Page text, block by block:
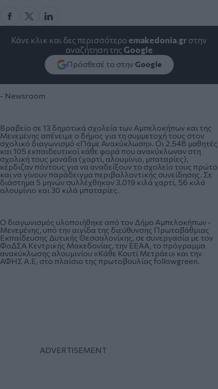
Κάνε κλικ και δες περισσότερο emakedonia.grστην
αναζήτηση της Google
Πρόσθεσέ το στην Google
- Newsroom
Βραβείο σε 13 δημοτικά σχολεία των Αμπελοκήπων και της
Μενεμένης απένειμε ο δήμος για τη συμμετοχή τους στον
σχολικό διαγωνισμό «Πάμε Ανακύκλωση». Οι 2.548 μαθητές
και 105 εκπαιδευτικοί κάθε φορά που ανακύκλωναν στη
σχολική τους μονάδα (χαρτί, αλουμίνιο, μπαταρίες),
κέρδιζαν πόντους για να αναδείξουν το σχολείο τους πρώτο
και να γίνουν παράδειγμα περιβαλλοντικής συνείδησης. Σε
διάστημα 5 μηνών συλλέχθηκαν 3.019 κιλά χαρτί, 56 κιλά
αλουμίνιο και 30 κιλά μπαταρίες.
Ο διαγωνισμός υλοποιήθηκε από τον Δήμο Αμπελοκήπων -
Μενεμένης, υπό την αιγίδα της διεύθυνσης Πρωτοβάθμιας
Εκπαίδευσης Δυτικής Θεσσαλονίκης, σε συνεργασία με τον
ΦοΔΣΑ Κεντρικής Μακεδονίας, την ΕΕΑΑ, το πρόγραμμα
ανακύκλωσης αλουμινίου «Κάθε Κουτί Μετράει» και την
ΑΦΗΣ Α.Ε, στο πλαίσιο της πρωτοβουλίας followgreen.